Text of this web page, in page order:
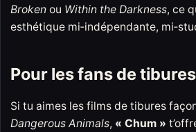
Broken ou Within the Darkness, ce
esthétique mi‑indépendante,
Pour les fans de tibures
Si tu aimes les films de tibures
Dangerous Animals, « Chum »